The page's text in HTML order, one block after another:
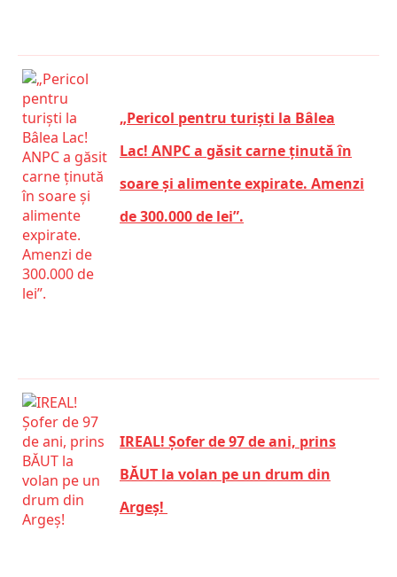
„Pericol pentru turiști la Bâlea
Lac! ANPC a găsit carne ținută în
soare și alimente expirate. Amenzi
de 300.000 de lei”.
IREAL! Șofer de 97 de ani, prins
BĂUT la volan pe un drum din
Argeș!